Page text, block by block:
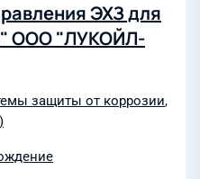
ЭХЗ для
ООО "ЛУКОЙЛ-
защиты от коррозии,